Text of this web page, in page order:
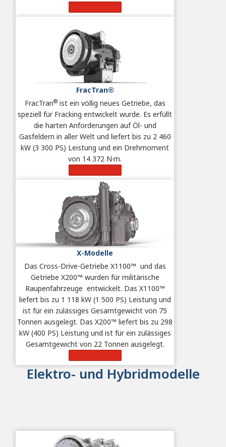
FracTran®
FracTran®ist ein völlig neues Getriebe, das
speziell für Fracking entwickelt wurde. Es erfüllt
die harten Anforderungen auf Öl- und
Gasfeldern in aller Welt und liefert bis zu 2 460
kW (3 300 PS) Leistung und ein Drehmoment
von 14 372 N·m.
X-Modelle
Das Cross-Drive-Getriebe X1100™ und das
Getriebe X200™ wurden für militärische
Raupenfahrzeuge entwickelt. Das X1100™
liefert bis zu 1 118 kW (1 500 PS) Leistung und
ist für ein zulässiges Gesamtgewicht von 75
Tonnen ausgelegt. Das X200™ liefert bis zu 298
kW (400 PS) Leistung und ist für ein zulässiges
Gesamtgewicht von 22 Tonnen ausgelegt.
Elektro- und Hybridmodelle